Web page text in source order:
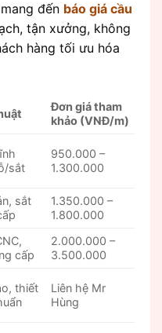
đến báo giá cầu
tận xưởng, không
hàng tối ưu hóa
Đơn giá tham
khảo (VNĐ/m)
sắt
950.000 –
1.300.000
sắt
1.350.000 –
1.800.000
cấp
2.000.000 –
3.500.000
thiết
Liên hệ Mr
Hùng